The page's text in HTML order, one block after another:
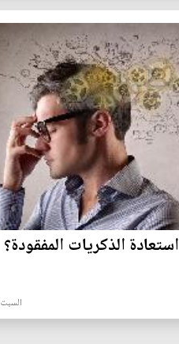
الذكريات المفقودة؟
السبت 12 آب 2017